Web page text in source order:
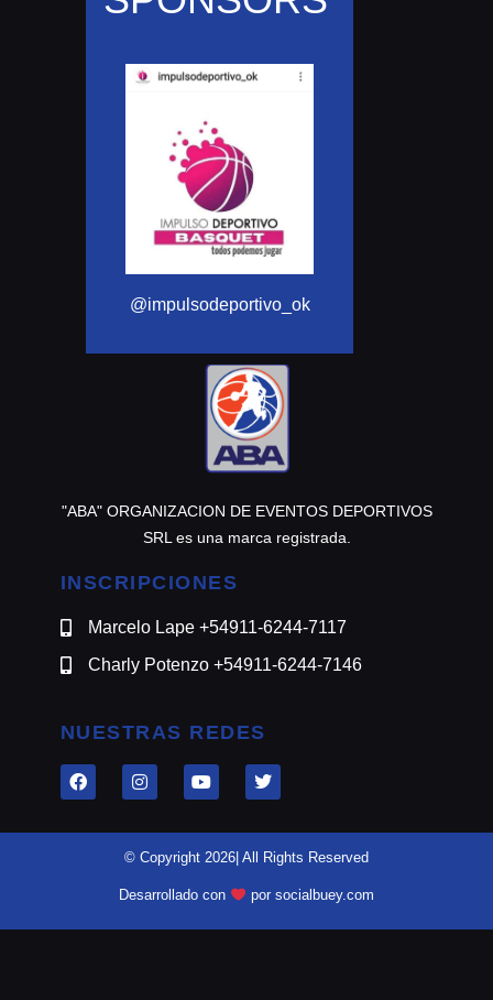
@impulsodeportivo_ok
"ABA" ORGANIZACION DE EVENTOS DEPORTIVOS
SRL es una marca registrada.
INSCRIPCIONES
Marcelo Lape +54911-6244-7117
Charly Potenzo +54911-6244-7146
NUESTRAS REDES
© Copyright 2026| All Rights Reserved
Desarrollado con por socialbuey.com